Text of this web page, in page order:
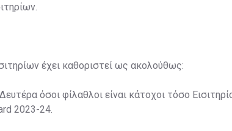
έχει καθοριστεί ως ακολούθως:
όσοι φίλαθλοι είναι κάτοχοι τόσο
2023-24.